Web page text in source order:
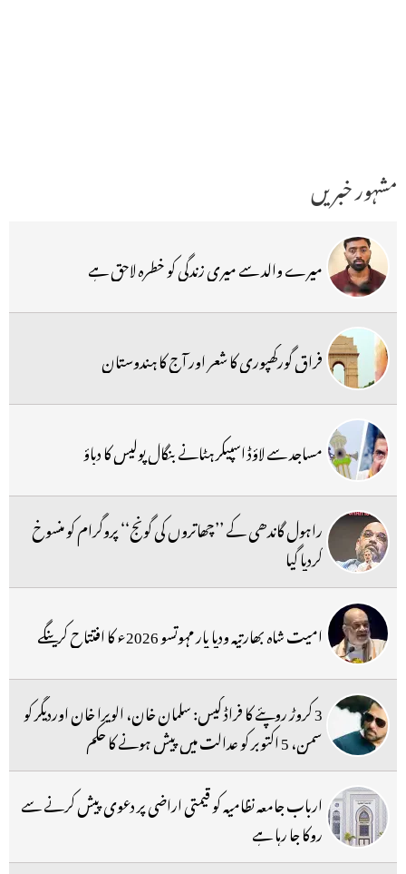
مشہور خبریں
میرے والد سے میری زندگی کو خطرہ لاحق ہے
فراق گورکھپوری کا شعر اور آج کا ہندوستان
مساجد سے لاؤڈ اسپیکر ہٹانے بنگال پولیس کا دباؤ
راہول گاندھی کے ’’چھاتروں کی گونج‘‘ پروگرام کو منسوخ
کردیا گیا
امیت شاہ بھارتیہ ودیا پار مہوتسو 2026ء کا افتتاح کرینگے
3 کروڑ روپئے کا فراڈ کیس: سلمان خان، الویرا خان اوردیگر کو
سمن، 5 اکتوبر کو عدالت میں پیش ہونے کا حکم
ارباب جامعہ نظامیہ کو قیمتی اراضی پر دعوی پیش کرنے سے
روکا جا رہا ہے